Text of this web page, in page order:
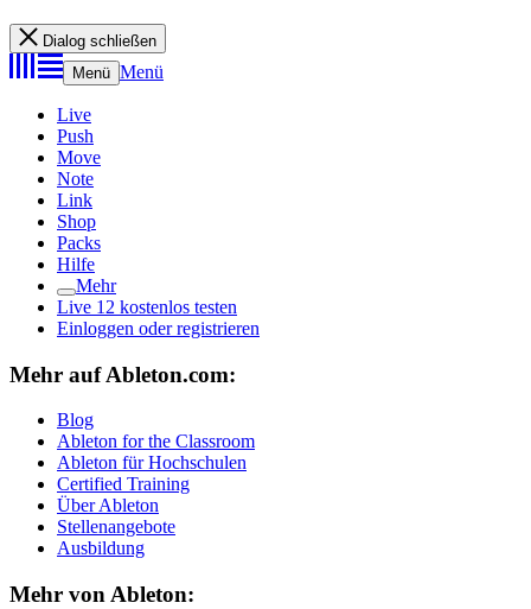
Dialog schließen
Menü Menü
Live
Push
Move
Note
Link
Shop
Packs
Hilfe
Mehr
Live 12 kostenlos testen
Einloggen oder registrieren
Mehr auf Ableton.com:
Blog
Ableton for the Classroom
Ableton für Hochschulen
Certified Training
Über Ableton
Stellenangebote
Ausbildung
Mehr von Ableton: